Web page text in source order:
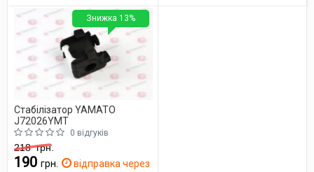
Стабілізатор YAMATO
J72026YMT
0 відгуків
218грн.
190 грн. відправка через 2 дн.
Знижка 13%